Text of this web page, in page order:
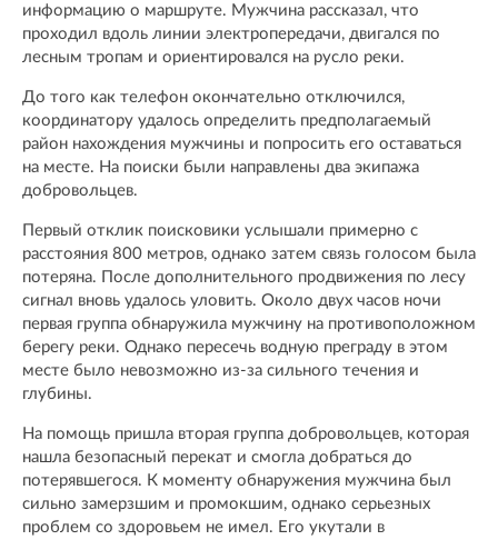
информацию о маршруте. Мужчина рассказал, что
проходил вдоль линии электропередачи, двигался по
лесным тропам и ориентировался на русло реки.
До того как телефон окончательно отключился,
координатору удалось определить предполагаемый
район нахождения мужчины и попросить его оставаться
на месте. На поиски были направлены два экипажа
добровольцев.
Первый отклик поисковики услышали примерно с
расстояния 800 метров, однако затем связь голосом была
потеряна. После дополнительного продвижения по лесу
сигнал вновь удалось уловить. Около двух часов ночи
первая группа обнаружила мужчину на противоположном
берегу реки. Однако пересечь водную преграду в этом
месте было невозможно из-за сильного течения и
глубины.
На помощь пришла вторая группа добровольцев, которая
нашла безопасный перекат и смогла добраться до
потерявшегося. К моменту обнаружения мужчина был
сильно замерзшим и промокшим, однако серьезных
проблем со здоровьем не имел. Его укутали в